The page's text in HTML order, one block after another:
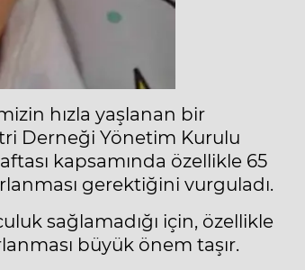
hızla yaşlanan bir
Derneği Yönetim Kurulu
kapsamında özellikle 65
gerektiğini vurguladı.
sağlamadığı için, özellikle
büyük önem taşır.